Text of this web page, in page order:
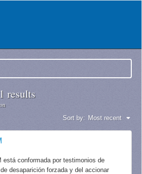
results
Sort by: Most recent
está conformada por testimonios de
desaparición forzada y del accionar